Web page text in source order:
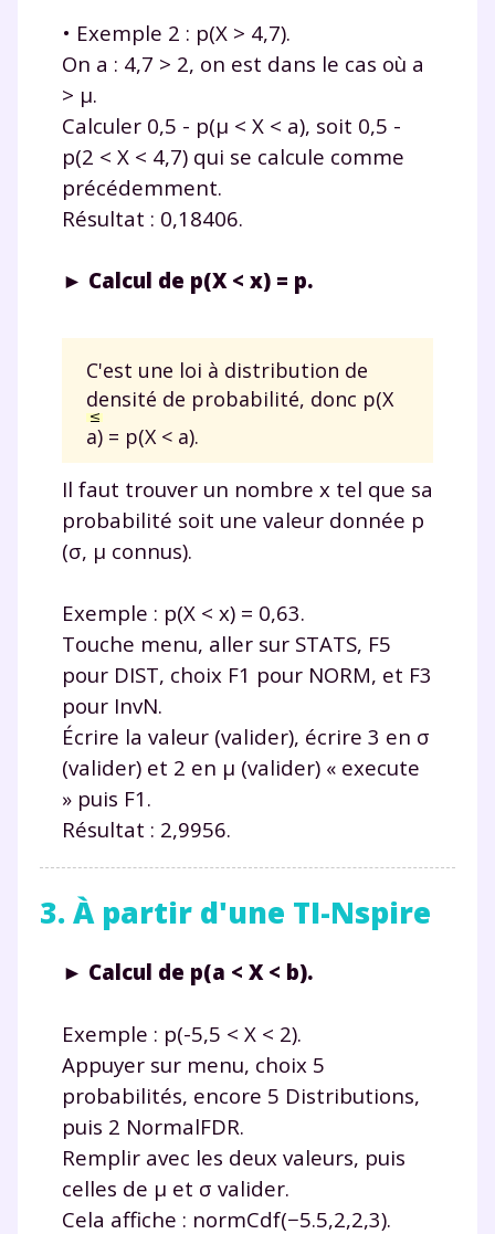
• Exemple 2 : p(X > 4,7).
On a : 4,7 > 2, on est dans le cas où a
> μ.
Calculer 0,5 - p(μ < X < a), soit 0,5 -
p(2 < X < 4,7) qui se calcule comme
précédemment.
Résultat : 0,18406.
► Calcul de p(X < x) = p.
C'est une loi à distribution de
densité de probabilité, donc p(X
a) = p(X < a).
Il faut trouver un nombre x tel que sa
probabilité soit une valeur donnée p
(σ, μ connus).
Exemple : p(X < x) = 0,63.
Touche menu, aller sur STATS, F5
pour DIST, choix F1 pour NORM, et F3
pour InvN.
Écrire la valeur (valider), écrire 3 en σ
(valider) et 2 en μ (valider) « execute
» puis F1.
Résultat : 2,9956.
3. À partir d'une TI-Nspire
► Calcul de p(a < X < b).
Exemple : p(-5,5 < X < 2).
Appuyer sur menu, choix 5
probabilités, encore 5 Distributions,
puis 2 NormalFDR.
Remplir avec les deux valeurs, puis
celles de μ et σ valider.
Cela affiche : normCdf(−5.5,2,2,3).
pendant 24h notre
plateforme de soutien
scolaire !
Fiches de cours et vidéos
corrigés,podcasts de révisions
Unespace dédié aux parents
Tout le programme scolaire du CP à
Des profs expérimentés disponibles
à la demande par tchat, audio ou
vidéo
TESTER GRATUITEMENT
* Votre code d'accès sera envoyé à cette adresse e-mail. En
données à caractère personnel soient traitées par SEJER, sous
la marque myMaxicours, afin que SEJER puisse vous donner
accès au service de soutien scolaire pendant 24h. Pour en
pour exercer vos droits, vous pouvez consulternotre
charte.
J’accepte de recevoir les actualités et des
communications de la part de
myMaxicours.
désinscrire à tout moment, à travers le lien de
désinscription présent dans chaque newsletter. Pour
personnelles et pour exercer vos droits, vous pouvez